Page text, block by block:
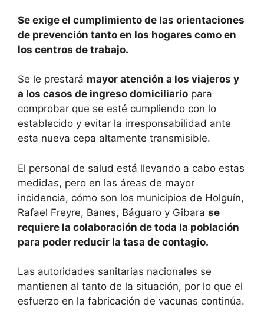
Se exige el cumplimiento de las orientaciones
de prevención tanto en los hogares como en
los centros de trabajo.
Se le prestará mayor atención a los viajeros y
a los casos de ingreso domiciliario para
comprobar que se esté cumpliendo con lo
establecido y evitar la irresponsabilidad ante
esta nueva cepa altamente transmisible.
El personal de salud está llevando a cabo estas
medidas, pero en las áreas de mayor
incidencia, cómo son los municipios de Holguín,
Rafael Freyre, Banes, Báguaro y Gibara se
requiere la colaboración de toda la población
para poder reducir la tasa de contagio.
Las autoridades sanitarias nacionales se
mantienen al tanto de la situación, por lo que el
esfuerzo en la fabricación de vacunas continúa.